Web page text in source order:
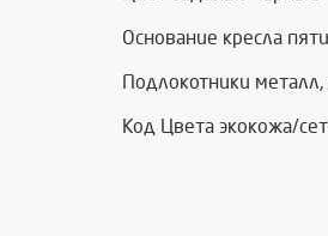
Основание кресла
Подлокотники
Код Цвета экокожа/